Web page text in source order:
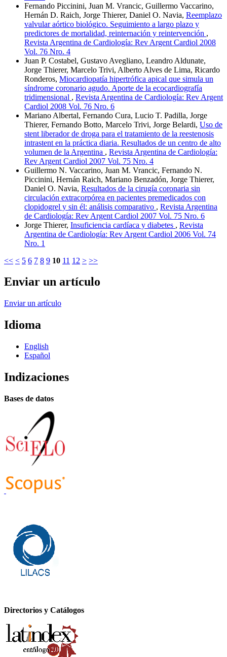
Fernando Piccinini, Juan M. Vrancic, Guillermo Vaccarino,
Hernán D. Raich, Jorge Thierer, Daniel O. Navia, Reemplazo
valvular aórtico biológico. Seguimiento a largo plazo y
predictores de mortalidad, reinternación y reintervención ,
Revista Argentina de Cardiología: Rev Argent Cardiol 2008
Vol. 76 Nro. 4
Juan P. Costabel, Gustavo Avegliano, Leandro Aldunate,
Jorge Thierer, Marcelo Trivi, Alberto Alves de Lima, Ricardo
Ronderos, Miocardiopatía hipertrófica apical que simula un
síndrome coronario agudo. Aporte de la ecocardiografía
tridimensional , Revista Argentina de Cardiología: Rev Argent
Cardiol 2008 Vol. 76 Nro. 6
Mariano Albertal, Fernando Cura, Lucio T. Padilla, Jorge
Thierer, Fernando Botto, Marcelo Trivi, Jorge Belardi, Uso de
stent liberador de droga para el tratamiento de la reestenosis
intrastent en la práctica diaria. Resultados de un centro de alto
volumen de la Argentina , Revista Argentina de Cardiología:
Rev Argent Cardiol 2007 Vol. 75 Nro. 4
Guillermo N. Vaccarino, Juan M. Vrancic, Fernando N.
Piccinini, Hernán Raich, Mariano Benzadón, Jorge Thierer,
Daniel O. Navia, Resultados de la cirugía coronaria sin
circulación extracorpórea en pacientes premedicados con
clopidogrel y sin él: análisis comparativo , Revista Argentina
de Cardiología: Rev Argent Cardiol 2007 Vol. 75 Nro. 6
Jorge Thierer, Insuficiencia cardíaca y diabetes , Revista
Argentina de Cardiología: Rev Argent Cardiol 2006 Vol. 74
Nro. 1
<< < 5 6 7 8 9 10 11 12 > >>
Enviar un artículo
Enviar un artículo
Idioma
English
Español
Indizaciones
Bases de datos
Directorios y Catálogos